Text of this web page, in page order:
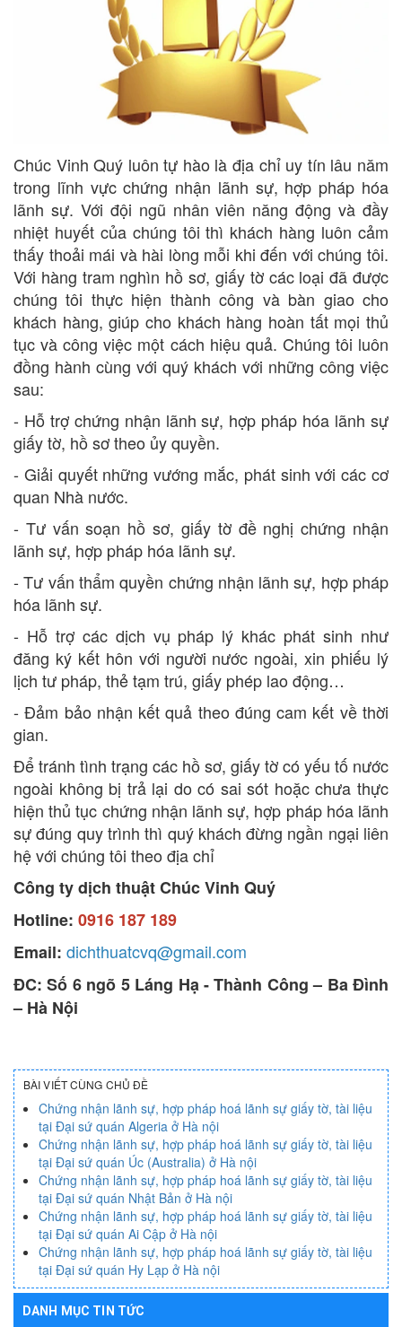
Chúc Vinh Quý luôn tự hào là địa chỉ uy tín lâu năm
trong lĩnh vực chứng nhận lãnh sự, hợp pháp hóa
lãnh sự. Với đội ngũ nhân viên năng động và đầy
nhiệt huyết của chúng tôi thì khách hàng luôn cảm
thấy thoải mái và hài lòng mỗi khi đến với chúng tôi.
Với hàng tram nghìn hồ sơ, giấy tờ các loại đã được
chúng tôi thực hiện thành công và bàn giao cho
khách hàng, giúp cho khách hàng hoàn tất mọi thủ
tục và công việc một cách hiệu quả. Chúng tôi luôn
đồng hành cùng với quý khách với những công việc
sau:
- Hỗ trợ chứng nhận lãnh sự, hợp pháp hóa lãnh sự
giấy tờ, hồ sơ theo ủy quyền.
- Giải quyết những vướng mắc, phát sinh với các cơ
quan Nhà nước.
- Tư vấn soạn hồ sơ, giấy tờ đề nghị chứng nhận
lãnh sự, hợp pháp hóa lãnh sự.
- Tư vấn thẩm quyền chứng nhận lãnh sự, hợp pháp
hóa lãnh sự.
- Hỗ trợ các dịch vụ pháp lý khác phát sinh như
đăng ký kết hôn với người nước ngoài, xin phiếu lý
lịch tư pháp, thẻ tạm trú, giấy phép lao động…
- Đảm bảo nhận kết quả theo đúng cam kết về thời
gian.
Để tránh tình trạng các hồ sơ, giấy tờ có yếu tố nước
ngoài không bị trả lại do có sai sót hoặc chưa thực
hiện thủ tục chứng nhận lãnh sự, hợp pháp hóa lãnh
sự đúng quy trình thì quý khách đừng ngần ngại liên
hệ với chúng tôi theo địa chỉ
Công ty dịch thuật Chúc Vinh Quý
Hotline: 0916 187 189
Email: dichthuatcvq@gmail.com
ĐC: Số 6 ngõ 5 Láng Hạ - Thành Công – Ba Đình
– Hà Nội
BÀI VIẾT CÙNG CHỦ ĐỀ
Chứng nhận lãnh sự, hợp pháp hoá lãnh sự giấy tờ, tài liệu
tại Đại sứ quán Algeria ở Hà nội
Chứng nhận lãnh sự, hợp pháp hoá lãnh sự giấy tờ, tài liệu
tại Đại sứ quán Úc (Australia) ở Hà nội
Chứng nhận lãnh sự, hợp pháp hoá lãnh sự giấy tờ, tài liệu
tại Đại sứ quán Nhật Bản ở Hà nội
Chứng nhận lãnh sự, hợp pháp hoá lãnh sự giấy tờ, tài liệu
tại Đại sứ quán Ai Cập ở Hà nội
Chứng nhận lãnh sự, hợp pháp hoá lãnh sự giấy tờ, tài liệu
tại Đại sứ quán Hy Lạp ở Hà nội
DANH MỤC TIN TỨC